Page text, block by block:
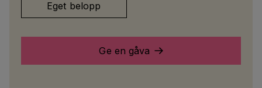
Eget belopp
Ge en gåva